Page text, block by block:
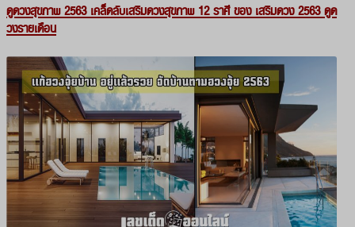
ดูดวงสุขภาพ 2563 เคล็ดลับเสริมดวงสุขภาพ 12 ราศี ของ เสริมดวง 2563 ดูด
วงรายเดือน